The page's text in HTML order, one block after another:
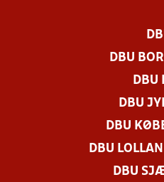
DBU
DBU
DBU
DBU
DBU
DBU